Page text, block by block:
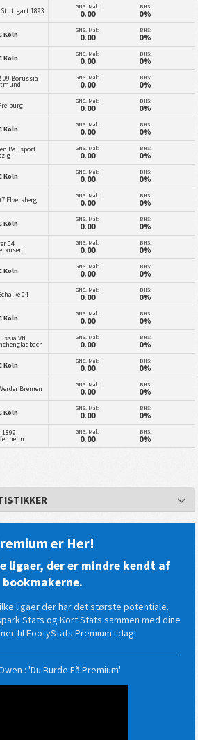
Stuttgart 1893 GNS. Mål:
0.00
BHS:
0%
Koln GNS. Mål:
0.00
BHS:
0%
Koln GNS. Mål:
0.00
BHS:
0%
09 Borussia GNS. Mål:
0.00
BHS:
0%
GNS. Mål:
0.00
BHS:
0%
Koln GNS. Mål:
0.00
BHS:
0%
Ballsport GNS. Mål:
0.00
BHS:
0%
Koln GNS. Mål:
0.00
BHS:
0%
Elversberg GNS. Mål:
0.00
BHS:
0%
Koln GNS. Mål:
0.00
BHS:
0%
04 GNS. Mål:
0.00
BHS:
0%
Koln GNS. Mål:
0.00
BHS:
0%
04 GNS. Mål:
0.00
BHS:
0%
Koln GNS. Mål:
0.00
BHS:
0%
VfL GNS. Mål:
0.00
BHS:
0%
Koln GNS. Mål:
0.00
BHS:
0%
Bremen GNS. Mål:
0.00
BHS:
0%
Koln GNS. Mål:
0.00
BHS:
0%
1899 GNS. Mål:
0.00
BHS:
0%
er Her!
ligaer, der er mindre kendt af
bookmakerne.
ligaer der har det største potentiale.
Stats og Kort Stats sammen med dine
til FootyStats Premium i dag!
: 'Du Burde Få Premium'